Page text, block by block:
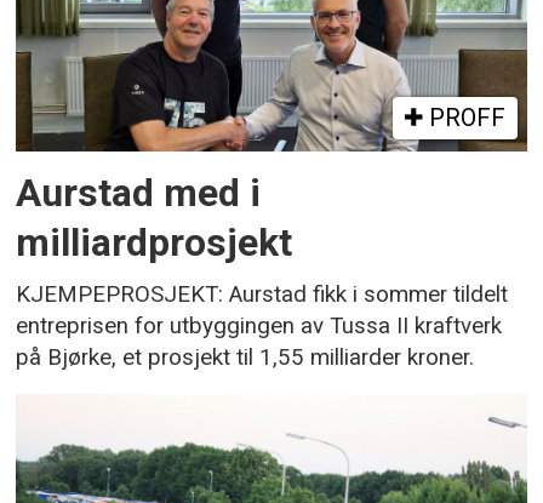
PROFF
Aurstad med i
milliardprosjekt
KJEMPEPROSJEKT: Aurstad fikk i sommer tildelt
entreprisen for utbyggingen av Tussa II kraftverk
på Bjørke, et prosjekt til 1,55 milliarder kroner.